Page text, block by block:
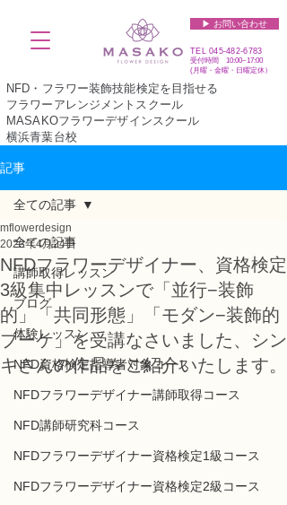
▶︎ お問い合わせ
TEL045-482-6783
受付時間 10:00~17:00​​​
(​月曜・金曜・日曜定休）
NFD・フラワー装飾技能検定を目指せる
フラワーアレンジメントスクール
MASAKOフラワーデザインスクール
横浜青葉台校
記事
全ての記事
講師取得レッスン
ブログ
体験レッスン
NFD資格検定指導者対象コース
NFDフラワーデザイナー講師取得コース
NFD講師研究科コース
NFDフラワーデザイナー資格検定1級コース
NFDフラワーデザイナー資格検定2級コース
全ての記事
NFDフラワーデザイナー、資格検定
3級集中レッスンで「並行−装飾
的」「共同形態」「モダン−装飾的
ブーケ」を受講なさいました、シン
キさんの作品をご紹介いたします。
mflowerdesign
2023年4月24日